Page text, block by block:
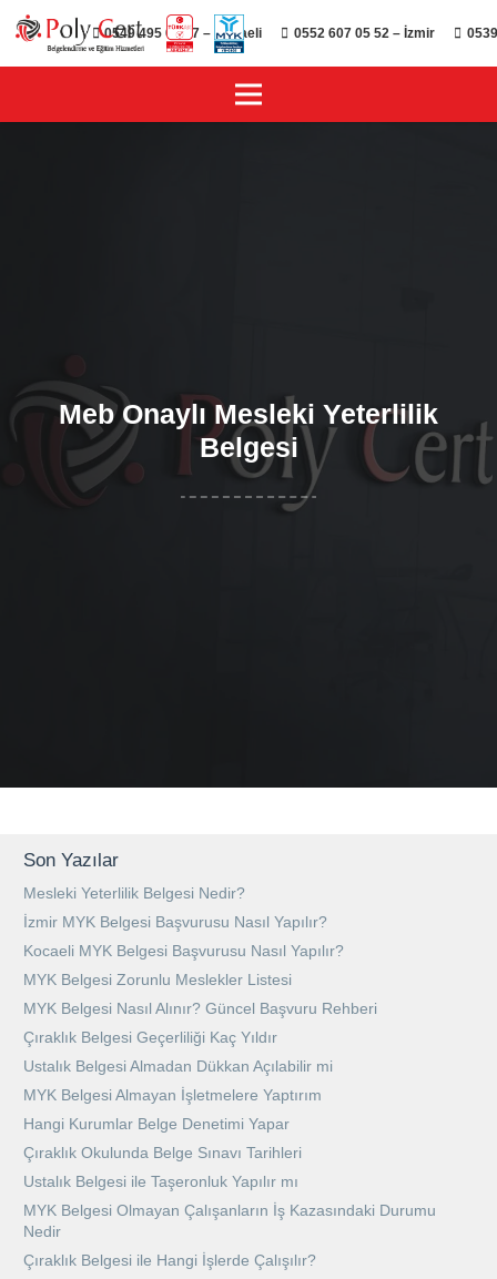
0549 495 01 47 – Kocaeli 0552 607 05 52 – İzmir
Meb Onaylı Mesleki Yeterlilik
Belgesi
Son Yazılar
Mesleki Yeterlilik Belgesi Nedir?
İzmir MYK Belgesi Başvurusu Nasıl Yapılır?
Kocaeli MYK Belgesi Başvurusu Nasıl Yapılır?
MYK Belgesi Zorunlu Meslekler Listesi
MYK Belgesi Nasıl Alınır? Güncel Başvuru Rehberi
Çıraklık Belgesi Geçerliliği Kaç Yıldır
Ustalık Belgesi Almadan Dükkan Açılabilir mi
MYK Belgesi Almayan İşletmelere Yaptırım
Hangi Kurumlar Belge Denetimi Yapar
Çıraklık Okulunda Belge Sınavı Tarihleri
Ustalık Belgesi ile Taşeronluk Yapılır mı
MYK Belgesi Olmayan Çalışanların İş Kazasındaki Durumu
Nedir
Çıraklık Belgesi ile Hangi İşlerde Çalışılır?